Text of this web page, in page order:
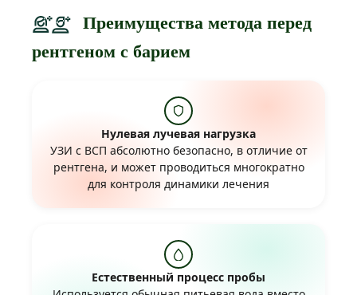
Преимущества метода перед
рентгеном с барием
Нулевая лучевая нагрузка
УЗИ с ВСП абсолютно безопасно, в отличие от
рентгена, и может проводиться многократно
для контроля динамики лечения
Естественный процесс пробы